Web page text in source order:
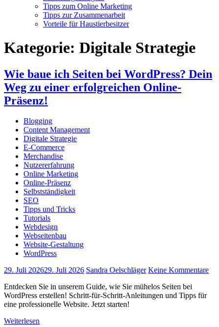
Tipps zum Online Marketing
Tipps zur Zusammenarbeit
Vorteile für Haustierbesitzer
Kategorie: Digitale Strategie
Wie baue ich Seiten bei WordPress? Dein
Weg zu einer erfolgreichen Online-
Präsenz!
Blogging
Content Management
Digitale Strategie
E-Commerce
Merchandise
Nutzererfahrung
Online Marketing
Online-Präsenz
Selbstständigkeit
SEO
Tipps und Tricks
Tutorials
Webdesign
Webseitenbau
Website-Gestaltung
WordPress
29. Juli 202629. Juli 2026 Sandra Oelschläger Keine Kommentare
Entdecken Sie in unserem Guide, wie Sie mühelos Seiten bei
WordPress erstellen! Schritt-für-Schritt-Anleitungen und Tipps für
eine professionelle Website. Jetzt starten!
Weiterlesen